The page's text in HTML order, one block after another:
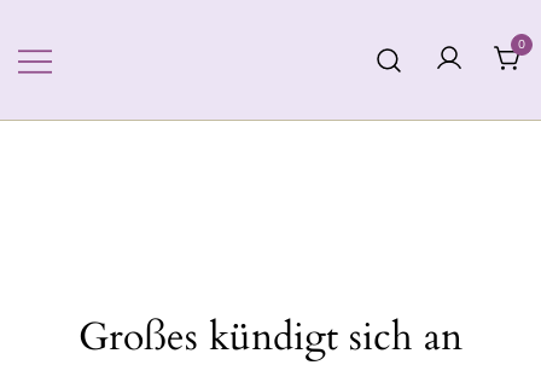
Inhalt
springen
0
Großes kündigt sich an